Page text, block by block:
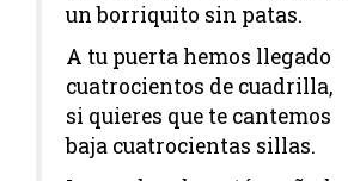
un borriquito sin patas.
A tu puerta hemos llegado
cuatrocientos de cuadrilla,
si quieres que te cantemos
baja cuatrocientas sillas.